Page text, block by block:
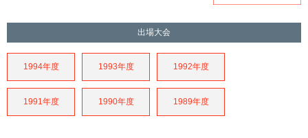
出場大会
1994年度 1993年度 1992年度
1991年度 1990年度 1989年度